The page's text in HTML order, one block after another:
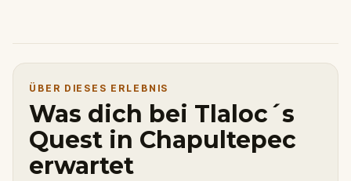
ÜBER DIESES ERLEBNIS
Was dich bei Tlaloc´s
Quest in Chapultepec
erwartet